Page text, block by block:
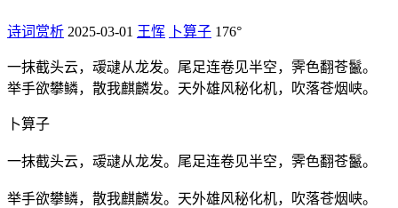
诗词赏析 2025-03-01 王恽 卜算子 176°
一抹截头云，叆叇从龙发。尾足连卷见半空，霁色翻苍鬣。
举手欲攀鳞，散我麒麟发。天外雄风秘化机，吹落苍烟峡。
卜算子
一抹截头云，叆叇从龙发。尾足连卷见半空，霁色翻苍鬣。
举手欲攀鳞，散我麒麟发。天外雄风秘化机，吹落苍烟峡。